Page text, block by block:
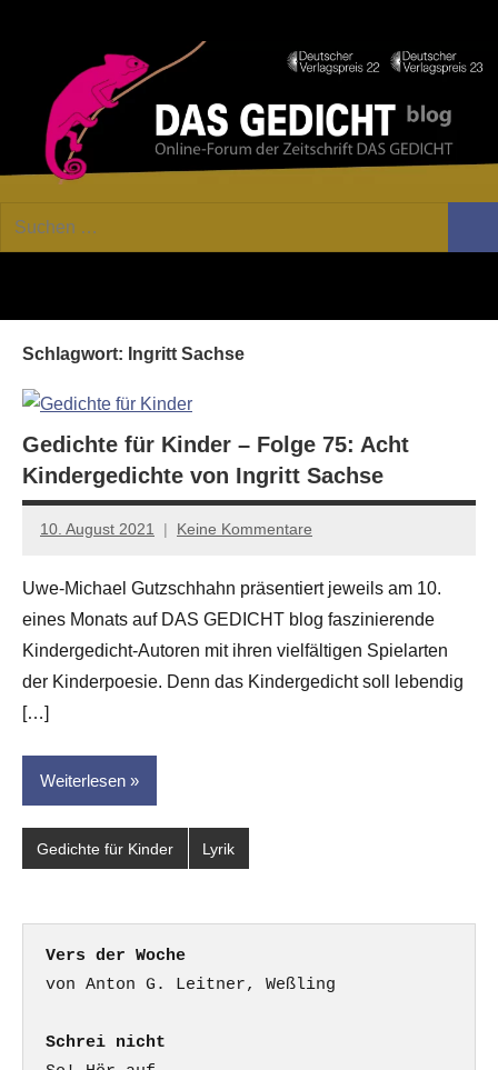
GEDICHT
Forum
von
Essay
und
Kritik
Suchen
Schlagwort: Ingritt Sachse
Gedichte für Kinder – Folge 75: Acht
Kindergedichte von Ingritt Sachse
10. August 2021
Anton
Leitner
Keine Kommentare
Uwe-Michael Gutzschhahn präsentiert jeweils am 10.
eines Monats auf DAS GEDICHT blog faszinierende
Kindergedicht-Autoren mit ihren vielfältigen Spielarten
der Kinderpoesie. Denn das Kindergedicht soll lebendig
[…]
Weiterlesen
Gedichte für Kinder Lyrik
Vers der Woche
Schrei nicht